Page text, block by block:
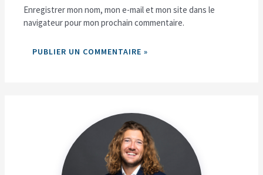
Enregistrer mon nom, mon e-mail et mon site dans le
navigateur pour mon prochain commentaire.